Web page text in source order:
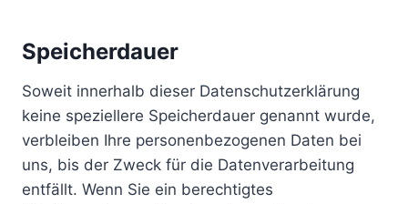
Speicherdauer
Soweit innerhalb dieser Datenschutzerklärung
keine speziellere Speicherdauer genannt wurde,
verbleiben Ihre personenbezogenen Daten bei
uns, bis der Zweck für die Datenverarbeitung
entfällt. Wenn Sie ein berechtigtes